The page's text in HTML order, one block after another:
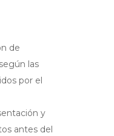
de
las
por el
y
antes del